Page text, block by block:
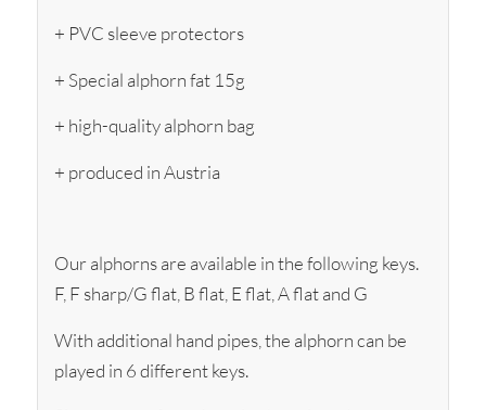
+ PVC sleeve protectors
+ Special alphorn fat 15g
+ high-quality alphorn bag
+ produced in Austria
Our alphorns are available in the following keys.
F, F sharp/G flat, B flat, E flat, A flat and G
With additional hand pipes, the alphorn can be
played in 6 different keys.